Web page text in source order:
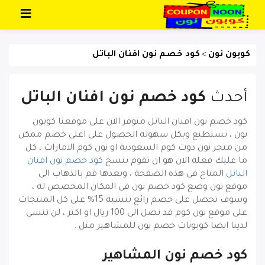
كوبون نون > كود خصم نون افنان الباتل
أحدث كود خصم نون افنان الباتل
كود خصم نون افنان الباتل متوفر الان على موقعنا كوبون
نون ، تستطيع وبكل سهولة الحصول على اعلى خصم ممكن
من متجر نون دوت كوم السعودية او نون كوم الامارات ، كل
ما عليك فعله الان هو ان تقوم بنسخ كود خصم نون افنان
الباتل المتاح فى هذه الضفحة ، وبعدها قم بالذهاب الى
موقع نون وضع كود خصم نون فى المكان المخصص له ،
وسوف تحصل على خصم رائع بنسبة 15% على كل المنتجات
على موقع نون كوم قد تصل الى 100 ريال او اكثر ، لن تنسي
لدينا ايضا كوبونات خصم نون للمشاهير مثل .
كود خصم نون المشاهير